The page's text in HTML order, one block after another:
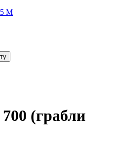
5 М
(грабли